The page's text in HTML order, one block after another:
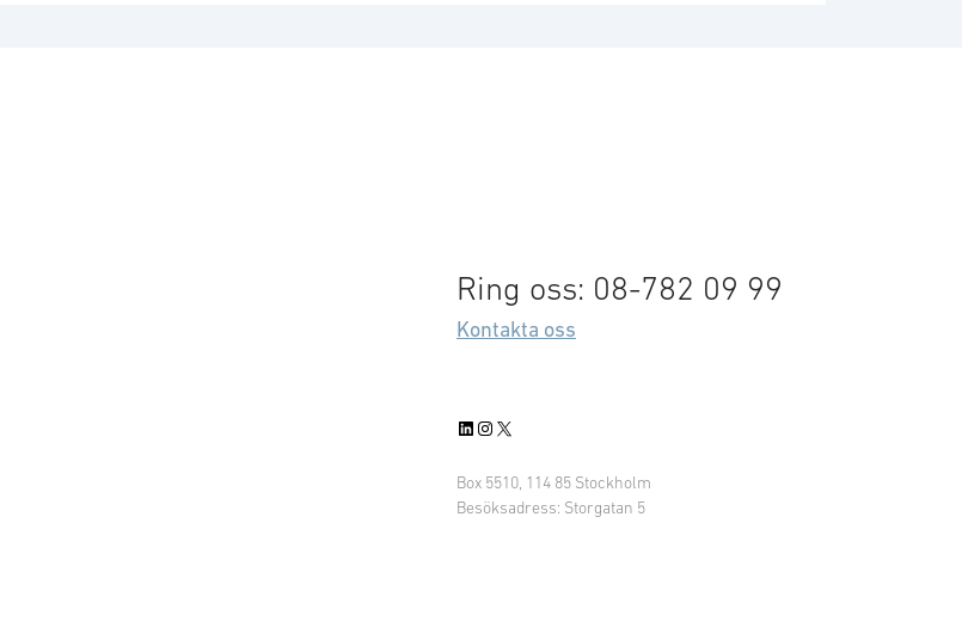
Ring oss: 08-782 09 99
Kontakta oss
LinkedIn
Instagram
X
Box 5510, 114 85 Stockholm
Besöksadress: Storgatan 5